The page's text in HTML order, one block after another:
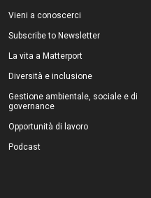
Vieni a conoscerci
Subscribe to Newsletter
La vita a Matterport
Diversità e inclusione
Gestione ambientale, sociale e di
governance
Opportunità di lavoro
Podcast